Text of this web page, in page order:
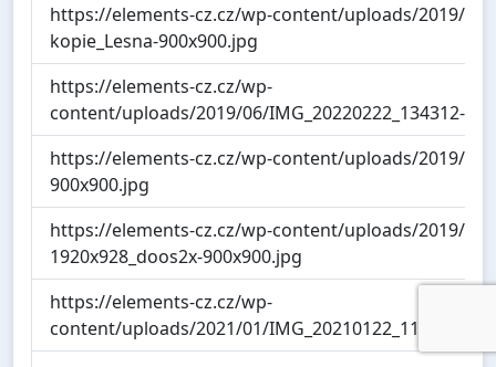
https://elements-cz.cz/wp-content/uploads/2019/06/
kopie_Lesna-900x900.jpg
https://elements-cz.cz/wp-
content/uploads/2019/06/IMG_20220222_134312-5-
https://elements-cz.cz/wp-content/uploads/2019/06/
900x900.jpg
https://elements-cz.cz/wp-content/uploads/2019/06/
1920x928_doos2x-900x900.jpg
https://elements-cz.cz/wp-
content/uploads/2021/01/